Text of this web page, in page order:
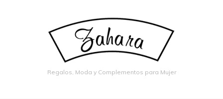
Regalos, Moda y Complementos para Mujer